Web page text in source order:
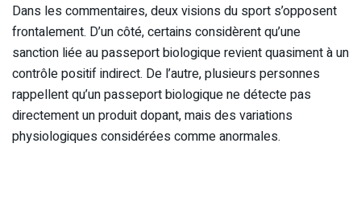
Dans les commentaires, deux visions du sport s’opposent
frontalement. D’un côté, certains considèrent qu’une
sanction liée au passeport biologique revient quasiment à un
contrôle positif indirect. De l’autre, plusieurs personnes
rappellent qu’un passeport biologique ne détecte pas
directement un produit dopant, mais des variations
physiologiques considérées comme anormales.